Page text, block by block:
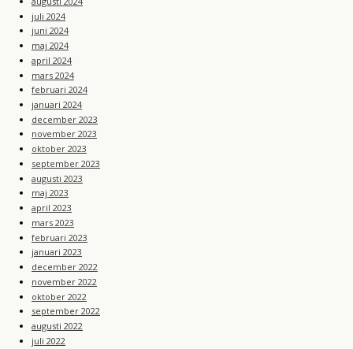
juli 2024
juni 2024
maj 2024
april 2024
mars 2024
februari 2024
januari 2024
december 2023
november 2023
oktober 2023
september 2023
augusti 2023
maj 2023
april 2023
mars 2023
februari 2023
januari 2023
december 2022
november 2022
oktober 2022
september 2022
augusti 2022
juli 2022